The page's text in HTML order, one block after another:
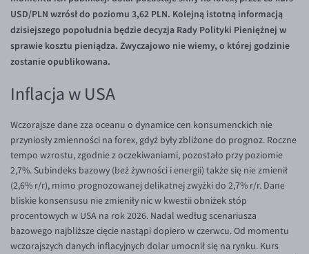
Inne pary walutowe
AUD/PLN
BGN/PLN
CNY/PLN
HKD/PLN
HUF/PLN
ILS/PLN
JPY/PLN
NZD/PLN
RON/PLN
Aplikacja mobilna
Bezpieczeństwo
Pomoc
FAQ
Konto i opłaty
Wymiana walut
Banki i przelewy
Przelewy zagraniczne
Słowniczek
Poradnik
KONTAKT
Kontakt
PL
USD/PLN wzrósł do poziomu 3,62 PLN. Kolejną istotną informacją
dzisiejszego popołudnia będzie decyzja Rady Polityki Pieniężnej w
sprawie kosztu pieniądza. Zwyczajowo nie wiemy, o której godzinie
zostanie opublikowana.
Inflacja w USA
Wczorajsze dane zza oceanu o dynamice cen konsumenckich nie
przyniosły zmienności na forex, gdyż były zbliżone do prognoz. Roczne
tempo wzrostu, zgodnie z oczekiwaniami, pozostało przy poziomie
2,7%. Subindeks bazowy (beż żywności i energii) także się nie zmienił
(2,6% r/r), mimo prognozowanej delikatnej zwyżki do 2,7% r/r. Dane
bliskie konsensusu nie zmieniły nic w kwestii obniżek stóp
procentowych w USA na rok 2026. Nadal według scenariusza
bazowego najbliższe cięcie nastąpi dopiero w czerwcu. Od momentu
wczorajszych danych inflacyjnych dolar umocnił się na rynku. Kurs